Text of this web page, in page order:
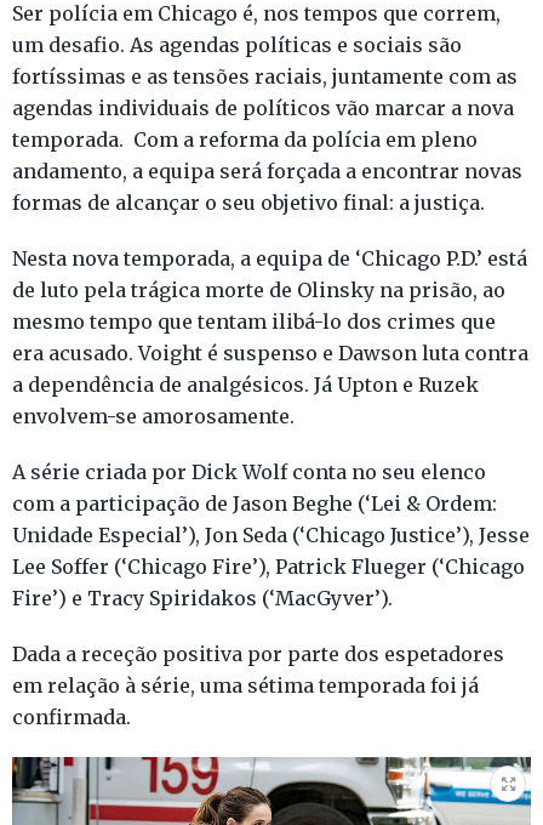
Ser polícia em Chicago é, nos tempos que correm,
um desafio. As agendas políticas e sociais são
fortíssimas e as tensões raciais, juntamente com as
agendas individuais de políticos vão marcar a nova
temporada. Com a reforma da polícia em pleno
andamento, a equipa será forçada a encontrar novas
formas de alcançar o seu objetivo final: a justiça.
Nesta nova temporada, a equipa de ‘Chicago P.D.’ está
de luto pela trágica morte de Olinsky na prisão, ao
mesmo tempo que tentam ilibá-lo dos crimes que
era acusado. Voight é suspenso e Dawson luta contra
a dependência de analgésicos. Já Upton e Ruzek
envolvem-se amorosamente.
A série criada por Dick Wolf conta no seu elenco
com a participação de Jason Beghe (‘Lei & Ordem:
Unidade Especial’), Jon Seda (‘Chicago Justice’), Jesse
Lee Soffer (‘Chicago Fire’), Patrick Flueger (‘Chicago
Fire’) e Tracy Spiridakos (‘MacGyver’).
Dada a receção positiva por parte dos espetadores
em relação à série, uma sétima temporada foi já
confirmada.